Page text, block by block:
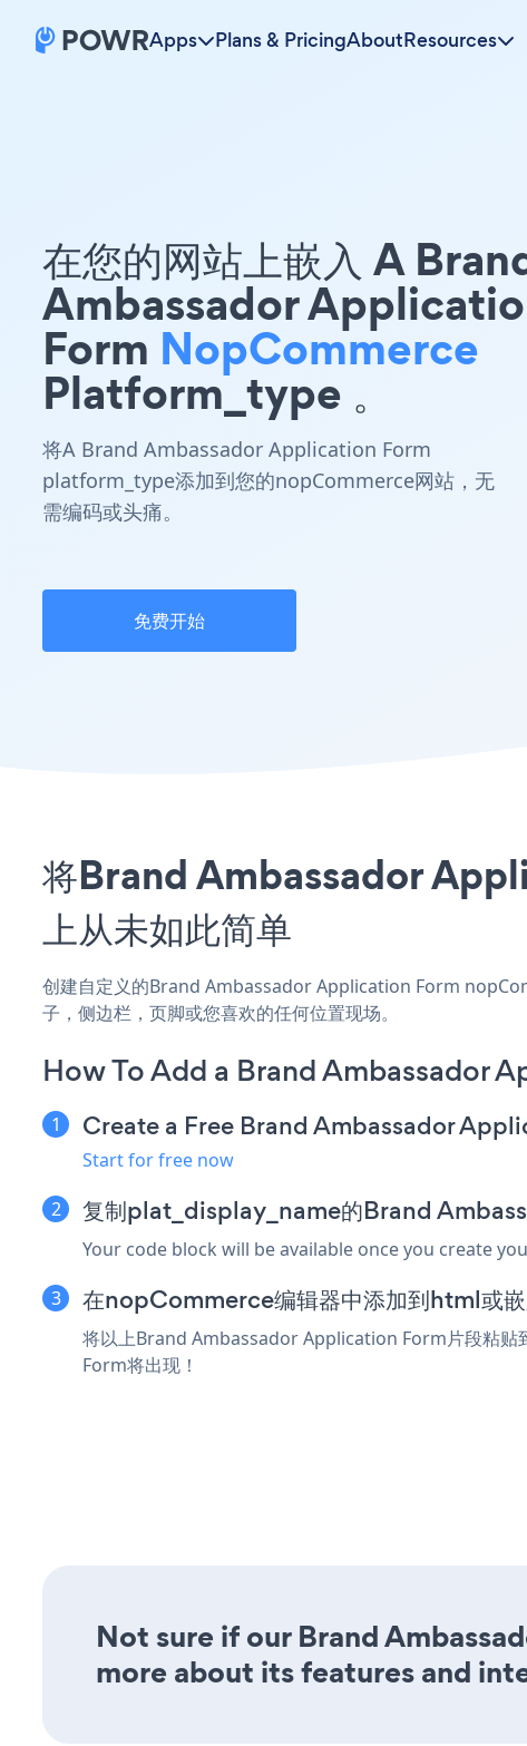
Apps Plans & PricingAboutResources
在您的网站上嵌入 A
Ambassador
Form NopCommerce
Platform_type 。
将A Brand Ambassador Application Form
platform_type添加到您的nopCommerce网站，无
需编码或头痛。
免费开始
将Brand Ambassador
上从未如此简单
创建自定义的Brand Ambassador Application Form
子，侧边栏，页脚或您喜欢的任何位置现场。
How To Add a Brand Ambassador
Create a Free Brand Ambassador
Start for free now
复制plat_display_name的Brand
Your code block will be available once you create
在nopCommerce编辑器中添加到html或
将以上Brand Ambassador Application Form片段粘
Form将出现！
Not sure if our Brand
more about its features and